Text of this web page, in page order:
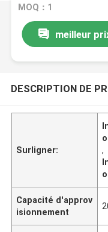
MOQ：1
meilleur
DESCRIPTION DE
Surligner:
,
Capacité d'approv
isionnement